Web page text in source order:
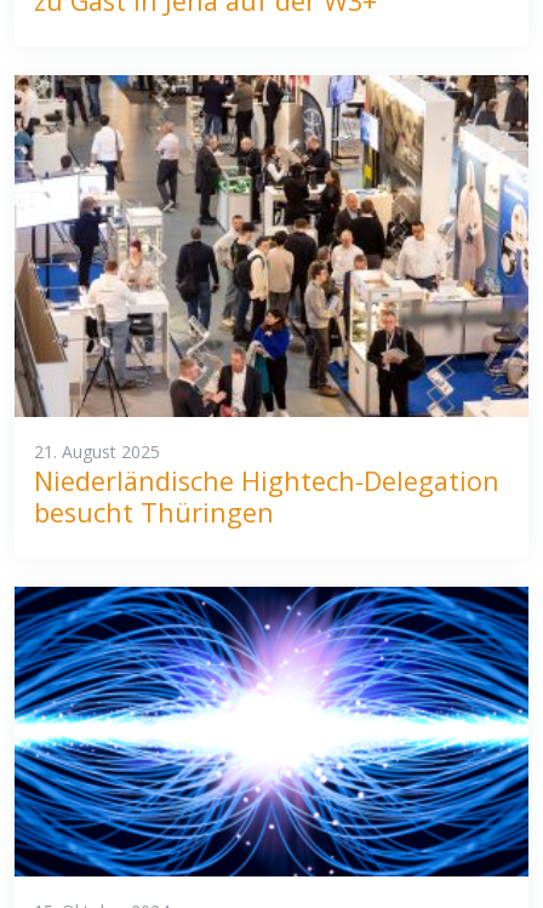
21. August 2025
Niederländische Hightech-Delegation
besucht Thüringen